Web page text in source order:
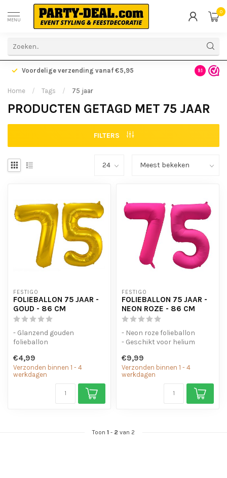
MENU
0
Voordelige verzending vanaf €5,95 Gratis
9.1
Home / Tags / 75 jaar
PRODUCTEN GETAGD MET 75 JAAR
FILTERS
FESTIGO
FOLIEBALLON 75 JAAR -
GOUD - 86 CM
- Glanzend gouden
folieballon
lucht
- Met oogjes om ...
€4,99
Verzonden binnen 1 - 4
werkdagen
FESTIGO
FOLIEBALLON 75 JAAR -
NEON ROZE - 86 CM
- Neon roze folieballon
- Geschikt voor helium
op te...
€9,99
Verzonden binnen 1 - 4
werkdagen
Toon 1 - 2 van 2